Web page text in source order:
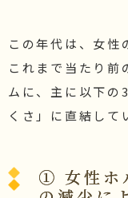
この年代は、女性
これまで当たり前
ムに、主に以下の
くさ」に直結して
① 女性ホ